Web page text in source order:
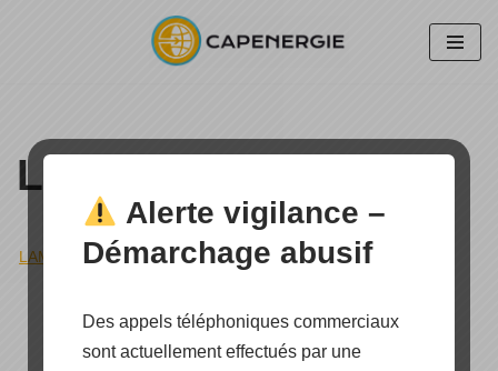
Lampadaire solaire
LAMPADAIRE SOLAIRE » STREET SUN EN MONTAGNE
Alerte vigilance –
Démarchage abusif
Des appels téléphoniques commerciaux
sont actuellement effectués par une